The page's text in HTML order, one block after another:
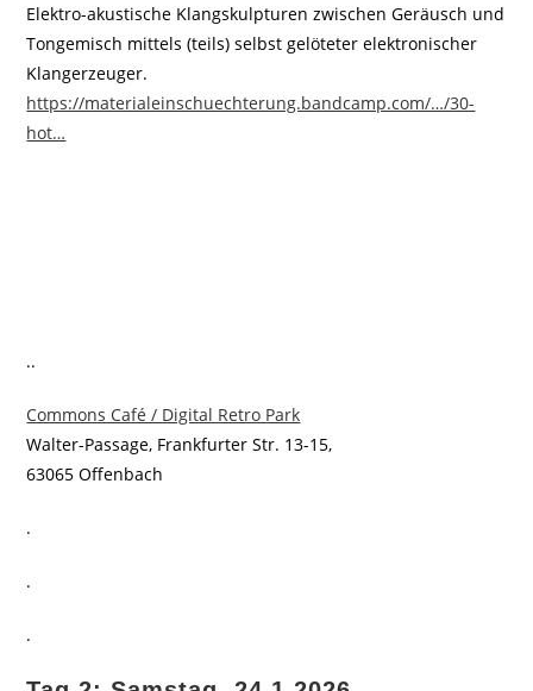
Elektro-akustische Klangskulpturen zwischen Geräusch und
Tongemisch mittels (teils) selbst gelöteter elektronischer
Klangerzeuger.
https://materialeinschuechterung.bandcamp.com/…/30-
hot…
..
Commons Café / Digital Retro Park
Walter-Passage, Frankfurter Str. 13-15,
63065 Offenbach
.
.
.